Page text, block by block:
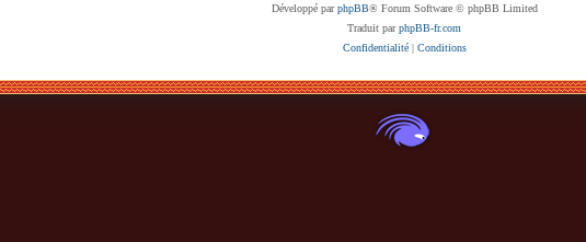
Développé parphpBB® Forum Software © phpBB Limited
Traduit parphpBB-fr.com
Confidentialité| Conditions